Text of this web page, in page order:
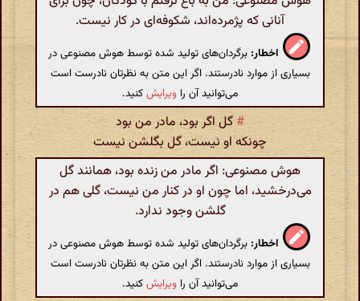
آنانی که پژمرده‌اند، شکوفه‌ای در کار نیست.
اخطار: برگردان‌های تولید شده توسط هوش مصنوعی در
بسیاری از موارد نادرستند. اگر این متن به نظرتان نادرست است
می‌توانید آن را ویرایشکنید.
# گل اگر بود، مادر من بود
چونکه او نیست، گل بگلشن نیست
هوش مصنوعی: اگر مادر من زنده بود، همانند گل
می‌درخشید، اما چون او در کنار من نیست، گلی هم در
گلشن وجود ندارد.
اخطار: برگردان‌های تولید شده توسط هوش مصنوعی در
بسیاری از موارد نادرستند. اگر این متن به نظرتان نادرست است
می‌توانید آن را ویرایشکنید.